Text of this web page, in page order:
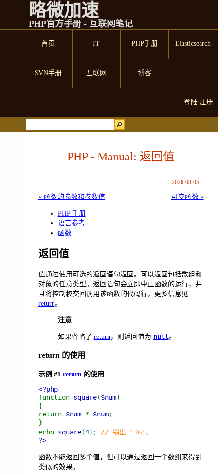
略微加速
PHP官方手册 - 互联网笔记
首页 IT PHP手册 Elasticsearch
SVN手册 互联网 博客
登陆 注册
PHP - Manual: 返回值
2026-08-05
可变函数 »
« 函数的参数和参数值
PHP 手册
语言参考
函数
返回值
值通过使用可选的返回语句返回。可以返回包括数组和
对象的任意类型。返回语句会立即中止函数的运行，并
且将控制权交回调用该函数的代码行。更多信息见
return。
注意:
如果省略了 return ，则返回值为 null。
return 的使用
示例 #1 return 的使用
<?php
function square($num)
{
return $num * $num;
}
echo square(4);
// 输出 '16'。
?>
函数不能返回多个值，但可以通过返回一个数组来得到
类似的效果。